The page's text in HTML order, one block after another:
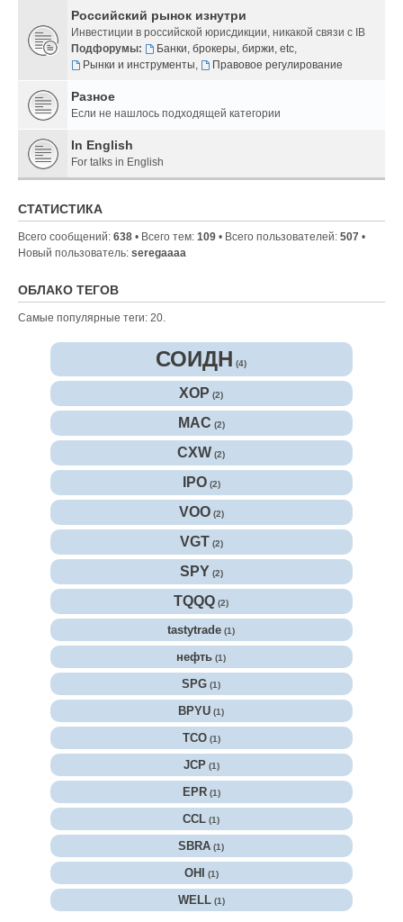
Российский рынок изнутри
Инвестиции в российской юрисдикции, никакой связи с IB
Подфорумы:
Банки, брокеры, биржи, etc,
Рынки и инструменты, Правовое регулирование
Разное
Если не нашлось подходящей категории
In English
For talks in English
СТАТИСТИКА
Всего сообщений: 638 • Всего тем: 109 • Всего пользователей: 507 •
Новый пользователь: seregaaaa
ОБЛАКО ТЕГОВ
Самые популярные теги: 20.
СОИДН (4)
XOP (2)
MAC (2)
CXW (2)
IPO (2)
VOO (2)
VGT (2)
SPY (2)
TQQQ (2)
tastytrade (1)
нефть (1)
SPG (1)
BPYU (1)
TCO (1)
JCP (1)
EPR (1)
CCL (1)
SBRA (1)
OHI (1)
WELL (1)